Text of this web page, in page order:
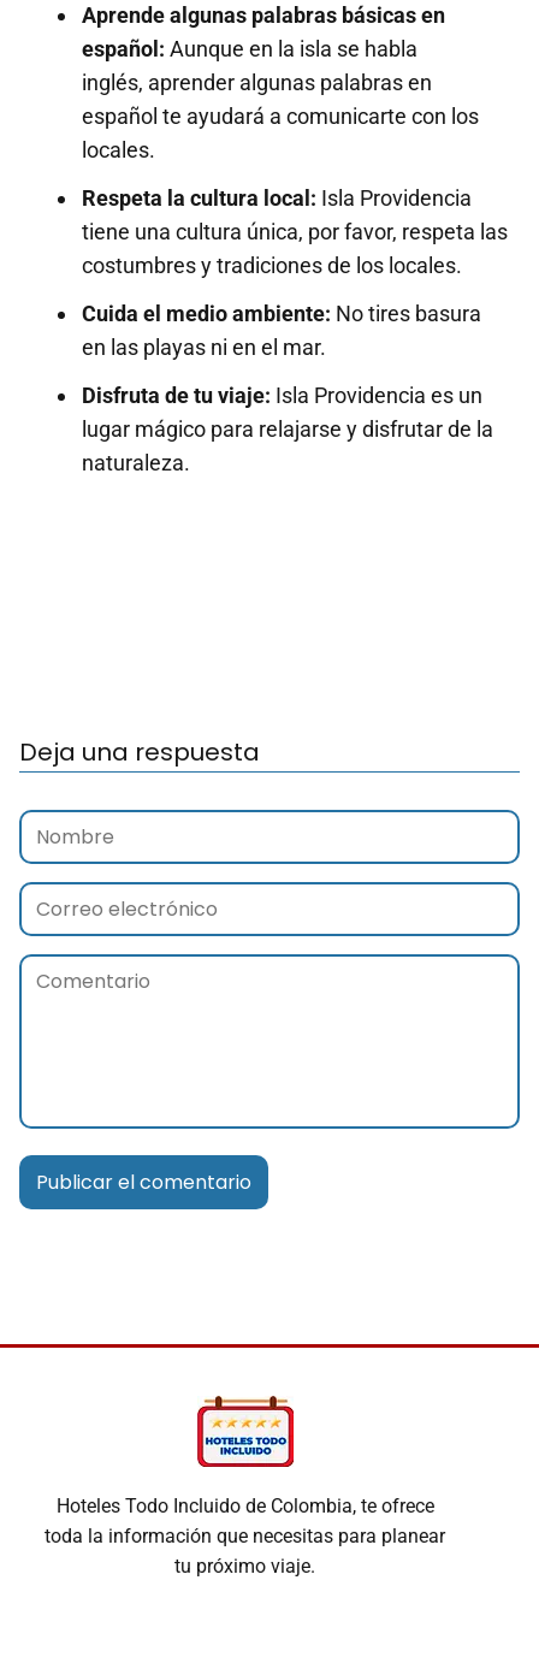
Aprende algunas palabras básicas en
español: Aunque en la isla se habla
inglés, aprender algunas palabras en
español te ayudará a comunicarte con los
locales.
Respeta la cultura local: Isla Providencia
tiene una cultura única, por favor, respeta las
costumbres y tradiciones de los locales.
Cuida el medio ambiente: No tires basura
en las playas ni en el mar.
Disfruta de tu viaje: Isla Providencia es un
lugar mágico para relajarse y disfrutar de la
naturaleza.
Deja una respuesta
Hoteles Todo Incluido de Colombia, te ofrece
toda la información que necesitas para planear
tu próximo viaje.